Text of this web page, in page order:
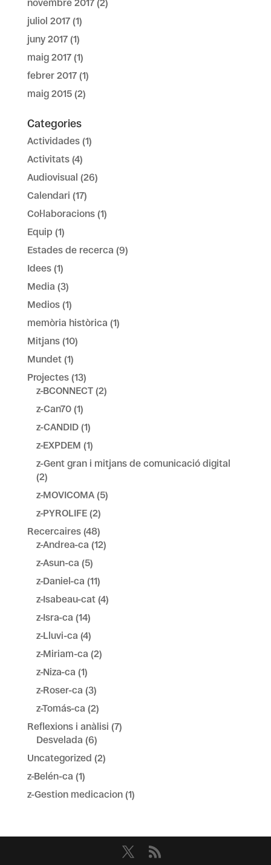
novembre 2017(2)
juliol 2017(1)
juny 2017(1)
maig 2017(1)
febrer 2017(1)
maig 2015(2)
Categories
Actividades(1)
Activitats(4)
Audiovisual (26)
Calendari (17)
Col·laboracions(1)
Equip (1)
Estades de recerca (9)
Idees(1)
Media (3)
Medios(1)
memòria històrica (1)
Mitjans(10)
Mundet(1)
Projectes(13)
z-BCONNECT(2)
z-Can70(1)
z-CANDID(1)
z-EXPDEM (1)
z-Gent gran i mitjans de comunicació digital
(2)
z-MOVICOMA(5)
z-PYROLIFE(2)
Recercaires(48)
z-Andrea-ca (12)
z-Asun-ca (5)
z-Daniel-ca (11)
z-Isabeau-cat(4)
z-Isra-ca (14)
z-Lluvi-ca (4)
z-Miriam-ca (2)
z-Niza-ca (1)
z-Roser-ca (3)
z-Tomás-ca (2)
Reflexions i anàlisi (7)
Desvelada (6)
Uncategorized (2)
z-Belén-ca (1)
z-Gestion medicacion(1)